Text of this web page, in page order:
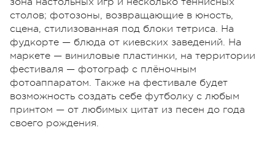
столов; фотозоны, возвращающие в юность,
сцена, стилизованная под блоки тетриса. На
фудкорте — блюда от киевских заведений. На
маркете — виниловые пластинки, на территории
фестиваля — фотограф с плёночным
фотоаппаратом. Также на фестивале будет
возможность создать себе футболку с любым
принтом — от любимых цитат из песен до года
своего рождения.